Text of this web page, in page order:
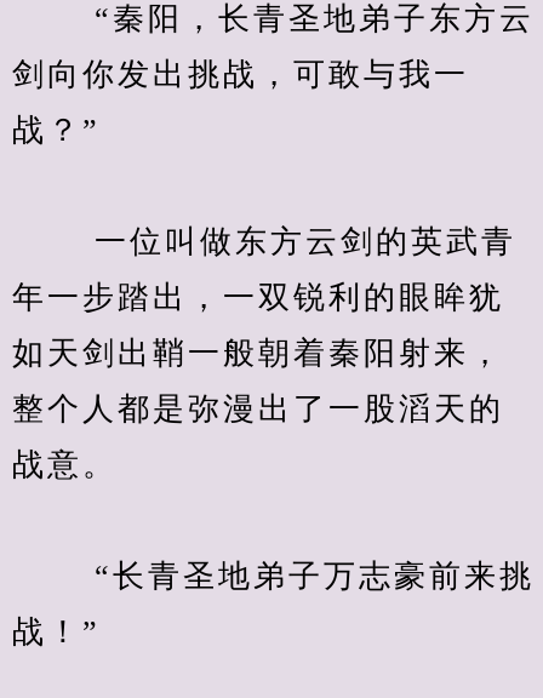
“秦阳，长青圣地弟子东方云
剑向你发出挑战，可敢与我一
战？”
一位叫做东方云剑的英武青
年一步踏出，一双锐利的眼眸犹
如天剑出鞘一般朝着秦阳射来，
整个人都是弥漫出了一股滔天的
战意。
“长青圣地弟子万志豪前来挑
战！”